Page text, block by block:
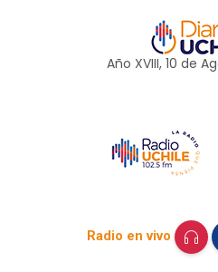
Año XVIII, 10 de
Radio en vivo